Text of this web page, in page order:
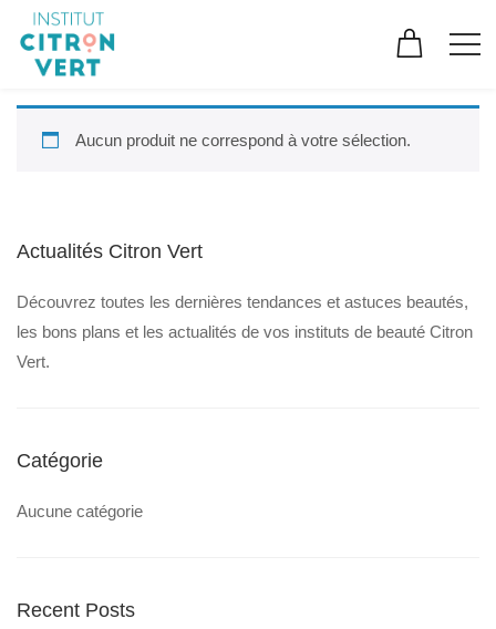
Aucun produit ne correspond à votre sélection.
Actualités Citron Vert
Découvrez toutes les dernières tendances et astuces beautés,
les bons plans et les actualités de vos instituts de beauté Citron
Vert.
Catégorie
Aucune catégorie
Recent Posts